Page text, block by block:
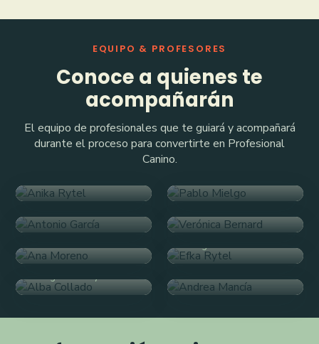
EQUIPO & PROFESORES
Conoce a quienes te
acompañarán
El equipo de profesionales que te guiará y acompañará
durante el proceso para convertirte en Profesional
Canino.
Instructora Canina Instructor Canino
Antonio García
Formador e Instructor
Canino
Verónica Bernard
Veterinaria Clínica
Ana Moreno
Veterinaria Clínica
Efka Rytel
Manager de Ventas
Alba Collado
Manager de Proyecto
Andrea Mancía
Psicóloga General
Sanitaria